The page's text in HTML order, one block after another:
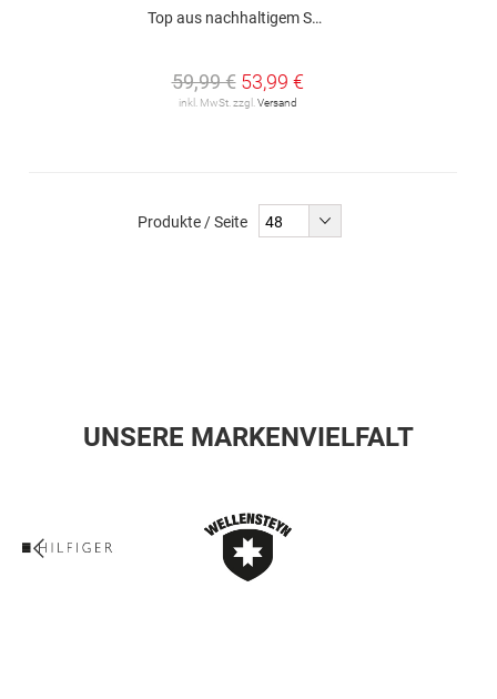
Top aus nachhaltigem Satinchiffon
59,99 € 53,99 €
inkl. MwSt. zzgl.Versand
Produkte / Seite
UNSERE MARKENVIELFALT